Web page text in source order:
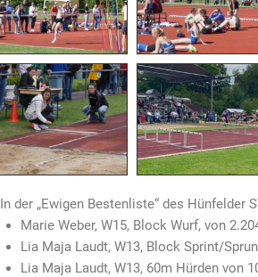
In der „Ewigen Bestenliste“ des Hünfelder
Marie Weber, W15, Block Wurf, von
Lia Maja Laudt, W13, Block Sprint/
Lia Maja Laudt, W13, 60m Hürden von